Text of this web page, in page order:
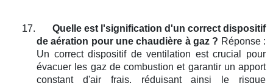
17.
Quelle est l'signification d'un correct dispositif
de aération pour une chaudière à gaz ? Réponse :
Un correct dispositif de ventilation est crucial pour
évacuer les gaz de combustion et garantir un apport
constant d'air frais, réduisant ainsi le risque